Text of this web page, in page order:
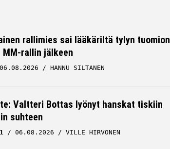
rallimies sai lääkäriltä tylyn tuomion
MM-rallin jälkeen
06.08.2026 HANNU SILTANEN
Valtteri Bottas lyönyt hanskat tiskiin
suhteen
06.08.2026 VILLE HIRVONEN